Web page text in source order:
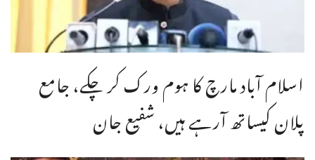
اسلام آباد مارچ کا ہوم ورک کر چکے، جامع
پلان کیساتھ آرہے ہیں، شفیع جان